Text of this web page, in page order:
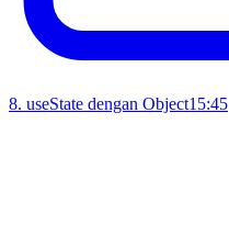
8. useState dengan Object15:45